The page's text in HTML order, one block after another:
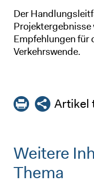
Der
Empfehlungen für
Verkehrswende.
Artikel
Weitere
Thema